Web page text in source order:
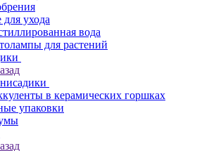
для ухода
вода
для растений
в керамических горшках
упаковки